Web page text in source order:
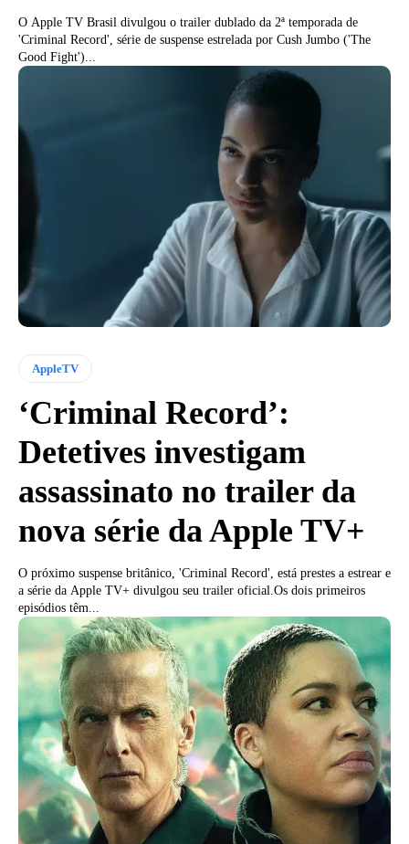
O Apple TV Brasil divulgou o trailer dublado da 2ª temporada de
'Criminal Record', série de suspense estrelada por Cush Jumbo ('The
Good Fight')...
AppleTV
‘Criminal Record’:
Detetives investigam
assassinato no trailer da
nova série da Apple TV+
O próximo suspense britânico, 'Criminal Record', está prestes a estrear e
a série da Apple TV+ divulgou seu trailer oficial.Os dois primeiros
episódios têm...